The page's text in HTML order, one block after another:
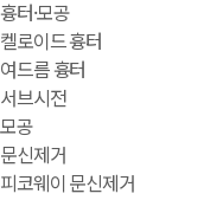
흉터·모공
켈로이드 흉터
여드름 흉터
서브시전
모공
문신제거
피코웨이 문신제거